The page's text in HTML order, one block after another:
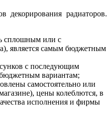
декорирования радиаторов.
сплошным или с
является самым бюджетным
с последующим
вариантам;
самостоятельно или
цены колеблются, в
исполнения и фирмы